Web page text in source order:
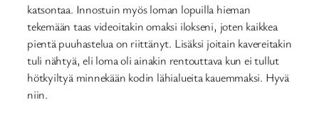
katsontaa. Innostuin myös loman lopuilla hieman
tekemään taas videoitakin omaksi ilokseni, joten kaikkea
pientä puuhastelua on riittänyt. Lisäksi joitain kavereitakin
tuli nähtyä, eli loma oli ainakin rentouttava kun ei tullut
hötkyiltyä minnekään kodin lähialueita kauemmaksi. Hyvä
niin.